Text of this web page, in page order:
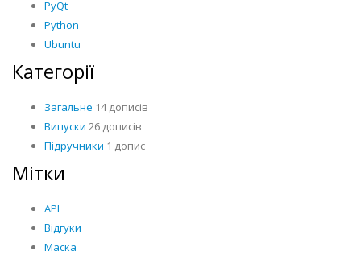
PyQt
Python
Ubuntu
Категорії
Загальне 14 дописів
Випуски 26 дописів
Підручники 1 допис
Мітки
API
Відгуки
Маска